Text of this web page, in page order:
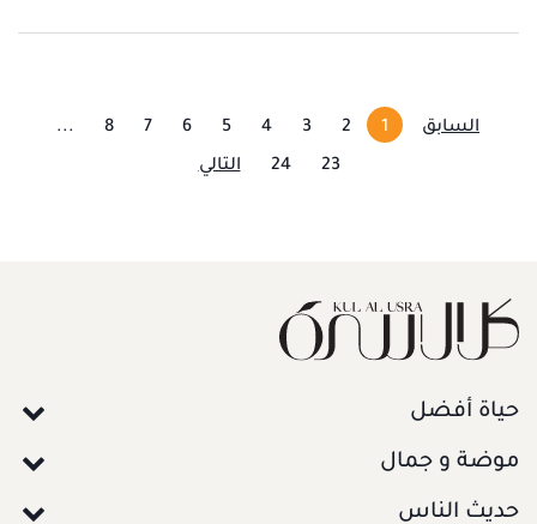
السابق 1
2
3
4
5
6
7
8
...
23
24 التالي
حياة أفضل
موضة و جمال
حديث الناس